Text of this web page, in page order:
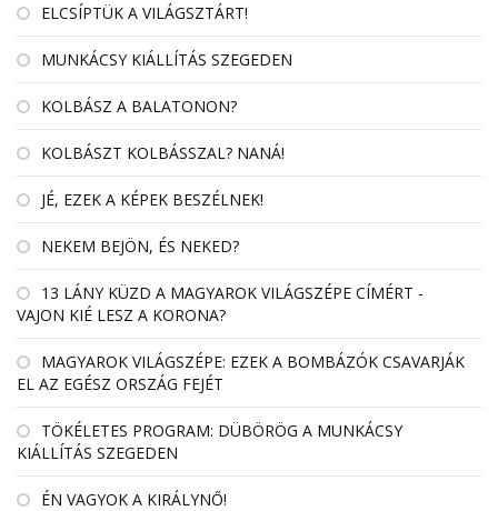
ELCSÍPTÜK A VILÁGSZTÁRT!
MUNKÁCSY KIÁLLÍTÁS SZEGEDEN
KOLBÁSZ A BALATONON?
KOLBÁSZT KOLBÁSSZAL? NANÁ!
JÉ, EZEK A KÉPEK BESZÉLNEK!
NEKEM BEJÖN, ÉS NEKED?
13 LÁNY KÜZD A MAGYAROK VILÁGSZÉPE CÍMÉRT -
VAJON KIÉ LESZ A KORONA?
MAGYAROK VILÁGSZÉPE: EZEK A BOMBÁZÓK CSAVARJÁK
EL AZ EGÉSZ ORSZÁG FEJÉT
TÖKÉLETES PROGRAM: DÜBÖRÖG A MUNKÁCSY
KIÁLLÍTÁS SZEGEDEN
ÉN VAGYOK A KIRÁLYNŐ!